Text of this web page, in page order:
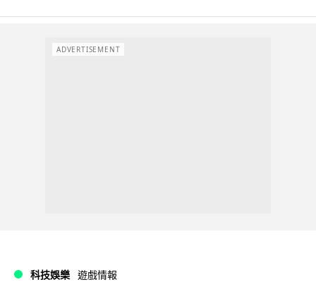
ADVERTISEMENT
科技娛樂 遊戲情報